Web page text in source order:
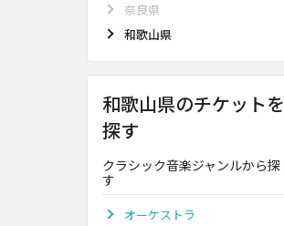
奈良県
和歌山県
和歌山県のチケットを
探す
クラシック音楽ジャンルから探
す
オーケストラ